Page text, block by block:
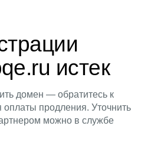
истек
домен — обратитесь к
оплаты продления. Уточнить
можно в службе